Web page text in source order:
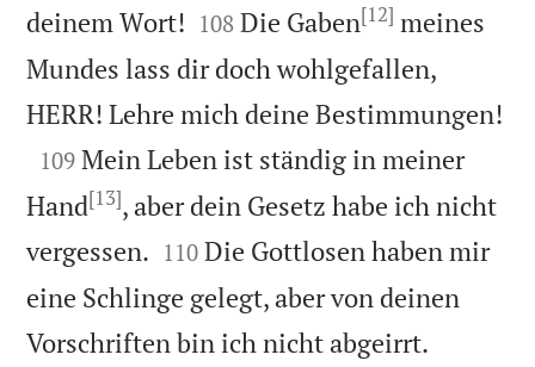
deinem Wort! 

108 Die Gaben[12] meines
Mundes lass dir doch wohlgefallen,
HERR! Lehre mich deine Bestimmungen!

109 Mein Leben ist ständig in meiner
Hand[13], aber dein Gesetz habe ich nicht
vergessen. 

110 Die Gottlosen haben mir
eine Schlinge gelegt, aber von deinen
Vorschriften bin ich nicht abgeirrt.